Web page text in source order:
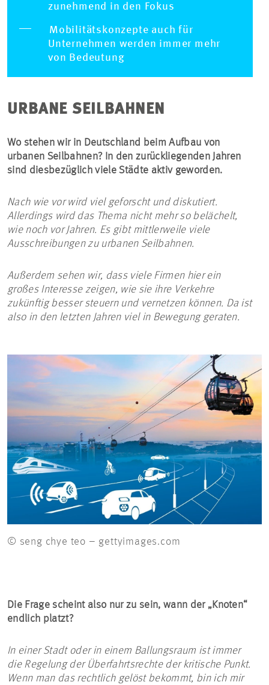
zunehmend in den Fokus
Mobilitätskonzepte auch für
Unternehmen werden immer mehr
von Bedeutung
URBANE SEILBAHNEN
Wo stehen wir in Deutschland beim Aufbau von
urbanen Seilbahnen? In den zurückliegenden Jahren
sind diesbezüglich viele Städte aktiv geworden.
Nach wie vor wird viel geforscht und diskutiert.
Allerdings wird das Thema nicht mehr so belächelt,
wie noch vor Jahren. Es gibt mittlerweile viele
Ausschreibungen zu urbanen Seilbahnen.
Außerdem sehen wir, dass viele Firmen hier ein
großes Interesse zeigen, wie sie ihre Verkehre
zukünftig besser steuern und vernetzen können. Da ist
also in den letzten Jahren viel in Bewegung geraten.
© seng chye teo – gettyimages.com
Die Frage scheint also nur zu sein, wann der „Knoten“
endlich platzt?
In einer Stadt oder in einem Ballungsraum ist immer
die Regelung der Überfahrtsrechte der kritische Punkt.
Wenn man das rechtlich gelöst bekommt, bin ich mir